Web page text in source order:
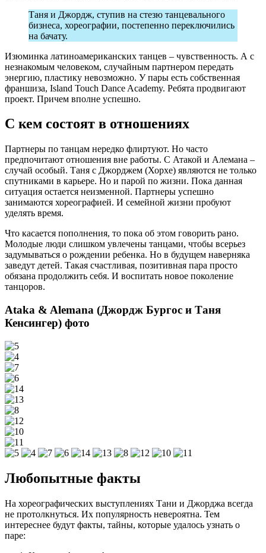
Таня и Джордж, ступив на стезю танцевального
бизнеса, хореографии, постепенно переключились
на бачату.
Изюминка латиноамериканских танцев – чувственность. А с
незнакомым человеком, случайным партнером передать
энергию, пластику невозможно. У пары есть собственная
франшиза, Island Touch Dance Academy. Ребята продвигают
проект. Причем вполне успешно.
С кем состоят в отношениях
Партнеры по танцам нередко флиртуют. Но часто
предпочитают отношения вне работы. С Атакой и Алемана –
случай особый. Таня с Джорджем (Хорхе) являются не только
спутниками в карьере. Но и парой по жизни. Пока данная
ситуация остается неизменной. Партнеры успешно
занимаются хореографией. И семейной жизни пробуют
уделять время.
Что касается пополнения, то пока об этом говорить рано.
Молодые люди слишком увлечены танцами, чтобы всерьез
задумываться о рождении ребенка. Но в будущем наверняка
заведут детей. Такая счастливая, позитивная пара просто
обязана продолжить себя. И воспитать новое поколение
танцоров.
Ataka & Alemana (Джордж Бургос и Таня
Кенсингер) фото
Любопытные факты
На хореографических выступлениях Тани и Джорджа всегда
не протолкнуться. Их популярность невероятна. Тем
интереснее будут факты, тайны, которые удалось узнать о
паре: